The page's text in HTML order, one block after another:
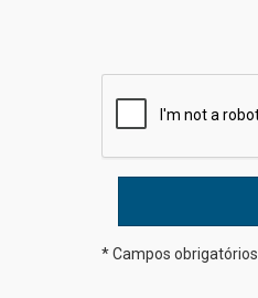
* Campos obrigatórios.